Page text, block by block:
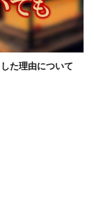
た理由について